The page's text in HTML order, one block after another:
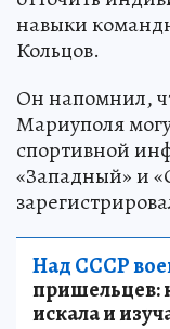
навыки
Кольцов.
Он напомнил,
Мариуполя
спортивной
«Западный» и
Над СССР
пришельцев:
искала и